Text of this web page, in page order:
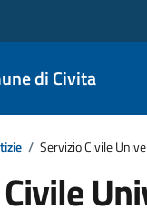
di Civita
/ Servizio Civile